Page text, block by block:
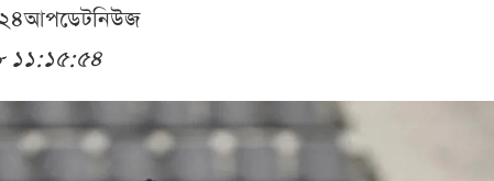
২৪আপডেটনিউজ
১১:১৫:৫৪